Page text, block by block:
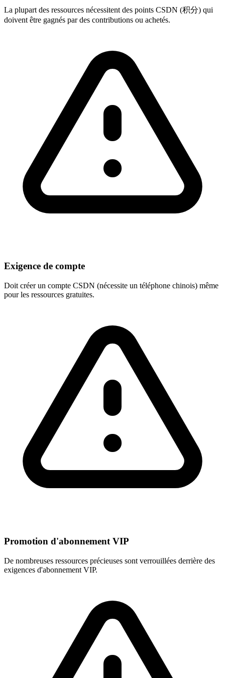
La plupart des ressources nécessitent des points CSDN (积分) qui
doivent être gagnés par des contributions ou achetés.
Exigence de compte
Doit créer un compte CSDN (nécessite un téléphone chinois) même
pour les ressources gratuites.
Promotion d'abonnement VIP
De nombreuses ressources précieuses sont verrouillées derrière des
exigences d'abonnement VIP.